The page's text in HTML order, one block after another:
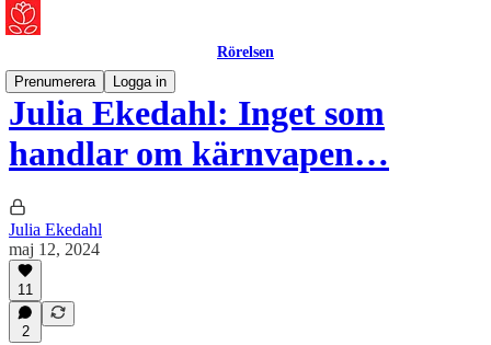
Rörelsen
Prenumerera
Logga in
Julia Ekedahl: Inget som
handlar om kärnvapen…
Julia Ekedahl
maj 12, 2024
11
2